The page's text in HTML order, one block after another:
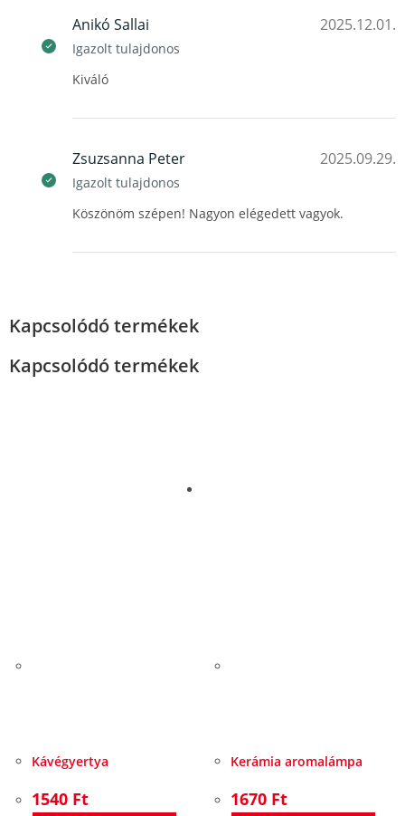
Anikó Sallai
Igazolt tulajdonos
2025.12.01.
Kiváló
Zsuzsanna Peter
Igazolt tulajdonos
2025.09.29.
Köszönöm szépen! Nagyon elégedett vagyok.
Kapcsolódó termékek
Kapcsolódó termékek
Kávégyertya
1540 Ft
Kerámia aromalámpa
1670 Ft